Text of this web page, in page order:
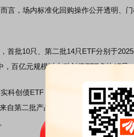
言，场内标准化回购操作公开透明、
批10只、第二批14只ETF分别于2025
，百亿元规模以上科创债ETF多达17只
创债ETF，为324.34亿元。不过，债
自第二批产品，分别是银华科创债ETF
北交所顶格打